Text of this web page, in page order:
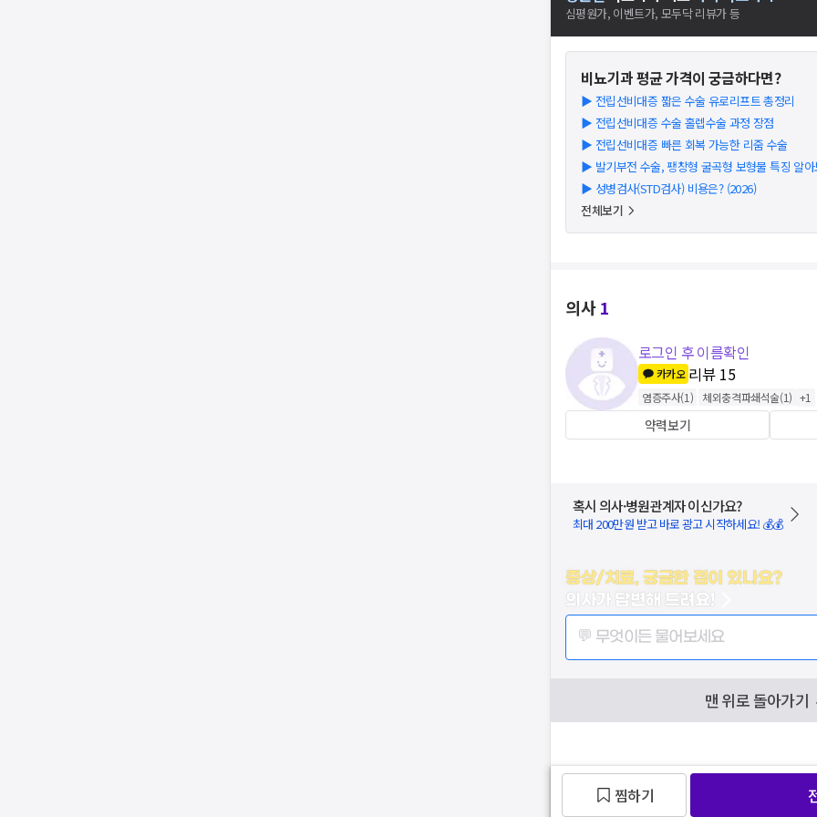
심평원가, 이벤트가, 모두닥 리뷰가 등
비뇨기과평균 가격이 궁금하다면?
▶ 전립선비대증 짧은 수술 유로리프트 총정리
▶ 전립선비대증 수술 홀렙수술 과정 장점
▶ 전립선비대증 빠른 회복 가능한 리줌 수술
▶ 발기부전 수술, 팽창형 굴곡형 보형물 특징 알
▶ 성병검사(STD검사) 비용은? (2026)
전체보기
의사1
로그인 후 이름확인
카카오 리뷰 15
염증주사(1) 체외충격파쇄석술(1) +1
약력보기
혹시 의사·병원관계자 이신가요?
최대 200만원 받고 바로 광고 시작하세요! 💰💰
증상/치료, 궁금한 점이 있나요?
의사가 답변해 드려요!
💬 무엇이든 물어보세요
맨 위로 돌아가기
찜하기